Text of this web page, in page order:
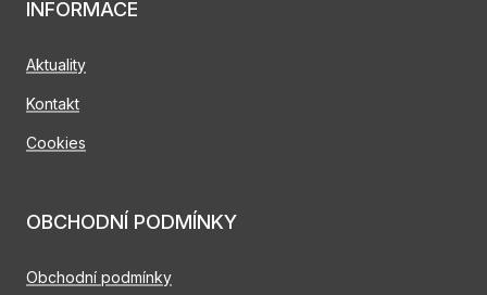
INFORMACE
Aktuality
Kontakt
Cookies
OBCHODNÍ PODMÍNKY
Obchodní podmínky